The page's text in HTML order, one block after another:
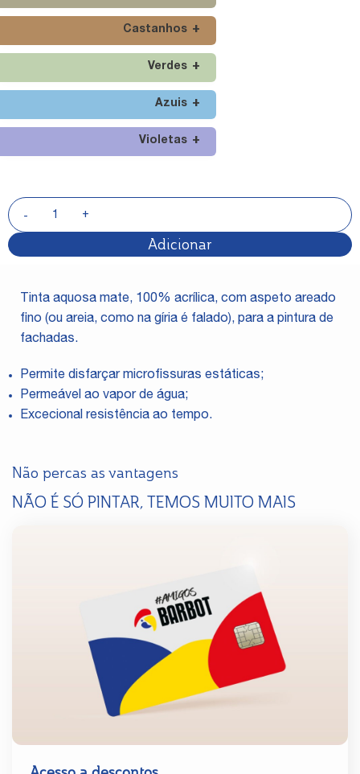
Castanhos
Verdes
Azuis
Violetas
Adicionar
Tinta aquosa mate, 100% acrílica, com aspeto areado
fino (ou areia, como na gíria é falado), para a pintura de
fachadas.
Permite disfarçar microfissuras estáticas;
Permeável ao vapor de água;
Excecional resistência ao tempo.
Não percas as vantagens
NÃO É SÓ PINTAR, TEMOS MUITO MAIS